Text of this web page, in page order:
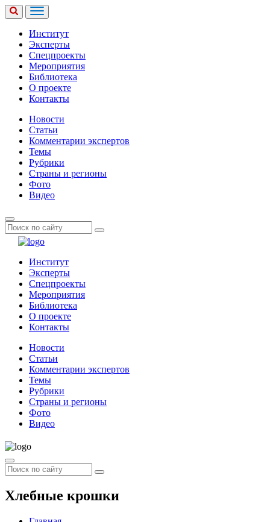
Институт
Эксперты
Спецпроекты
Мероприятия
Библиотека
О проекте
Контакты
Новости
Статьи
Комментарии экспертов
Темы
Рубрики
Страны и регионы
Фото
Видео
Институт
Эксперты
Спецпроекты
Мероприятия
Библиотека
О проекте
Контакты
Новости
Статьи
Комментарии экспертов
Темы
Рубрики
Страны и регионы
Фото
Видео
Хлебные крошки